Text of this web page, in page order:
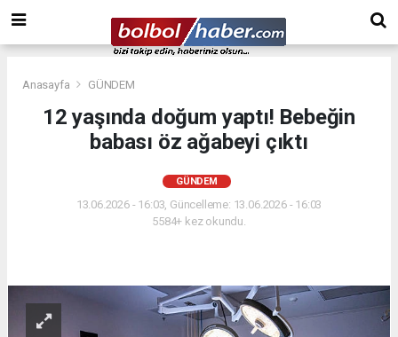
Anasayfa GÜNDEM
12 yaşında doğum yaptı! Bebeğin
babası öz ağabeyi çıktı
GÜNDEM
13.06.2026 - 16:03, Güncelleme: 13.06.2026 - 16:03
5584+ kez okundu.